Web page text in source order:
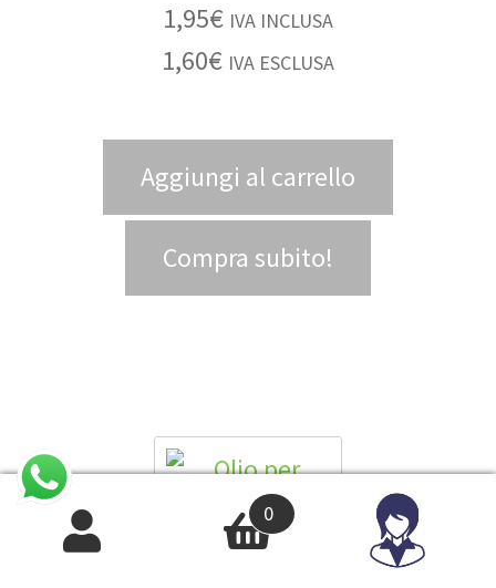
1,95€ IVA INCLUSA
1,60€ IVA ESCLUSA
Aggiungi al carrello
Compra subito!
0